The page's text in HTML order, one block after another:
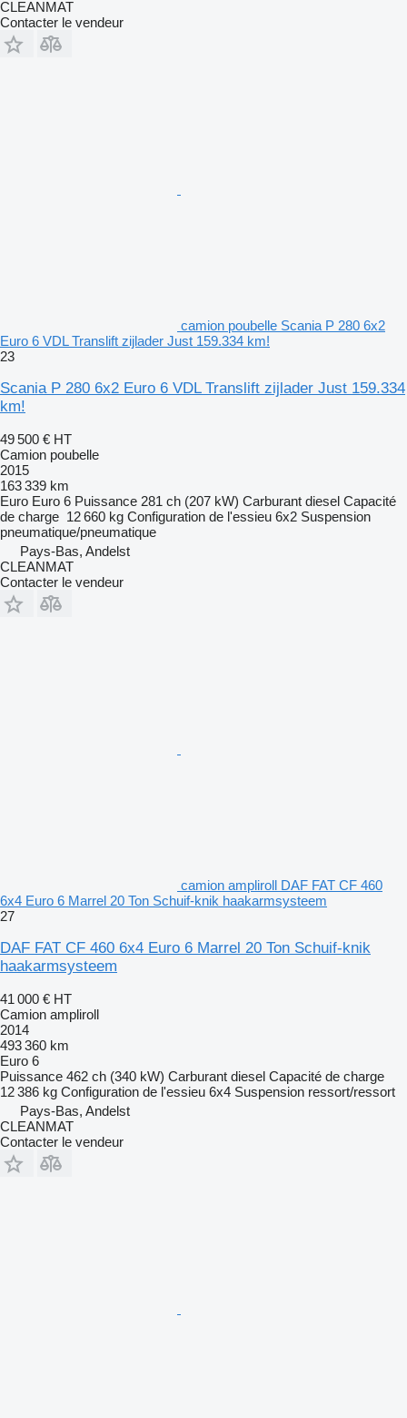
CLEANMAT
Contacter le vendeur
camion poubelle Scania P 280 6x2
Euro 6 VDL Translift zijlader Just 159.334 km!
23
Scania P 280 6x2 Euro 6 VDL Translift zijlader Just 159.334
km!
49 500 € HT
Camion poubelle
2015
163 339 km
Euro Euro 6 Puissance 281 ch (207 kW) Carburant diesel Capacité
de charge 12 660 kg Configuration de l'essieu 6x2 Suspension
pneumatique/pneumatique
Pays-Bas, Andelst
CLEANMAT
Contacter le vendeur
camion ampliroll DAF FAT CF 460
6x4 Euro 6 Marrel 20 Ton Schuif-knik haakarmsysteem
27
DAF FAT CF 460 6x4 Euro 6 Marrel 20 Ton Schuif-knik
haakarmsysteem
41 000 € HT
Camion ampliroll
2014
493 360 km
Euro 6
Puissance 462 ch (340 kW) Carburant diesel Capacité de charge
12 386 kg Configuration de l'essieu 6x4 Suspension ressort/ressort
Pays-Bas, Andelst
CLEANMAT
Contacter le vendeur